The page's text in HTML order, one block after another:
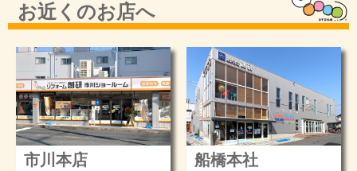
お近くのお店へ
市川本店 船橋本社